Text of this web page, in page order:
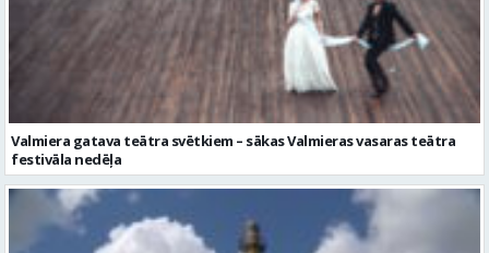
Valmiera gatava teātra svētkiem – sākas Valmieras vasaras teātra
festivāla nedēļa